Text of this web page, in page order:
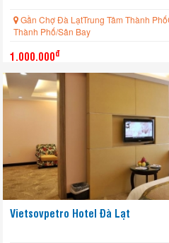
Gần Chợ Đà LạtTrung Tâm Thành
Thành Phố/Sân Bay
1.000.000đ
Vietsovpetro Hotel Đà Lạt